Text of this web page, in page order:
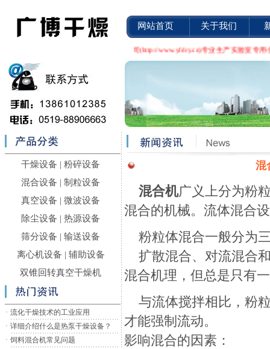
网站首页 关于我们
常州市广博干燥设备有限公司(http://www.yfdry.cn)专业生产实验室专
干燥设备 |粉碎设备
混合设备 |制粒设备
真空设备 |微波设备
除尘设备 |热源设备
筛分设备 |输送设备
离心机设备 | 辅助设备
双锥回转真空干燥机
· 流化干燥技术的工业应用
· 详细介绍什么是热泵干燥设备？
· 饲料混合机常见问题
混
混合机广义上分为粉
混合的机械。流体混合
粉粒体混合一般分为
扩散混合、对流混合
混合机理，但总是只有
与流体搅拌相比，粉
才能强制流动。
影响混合的因素：